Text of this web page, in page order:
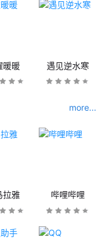
暖暖 遇见逆水寒
more...
拉雅 哔哩哔哩